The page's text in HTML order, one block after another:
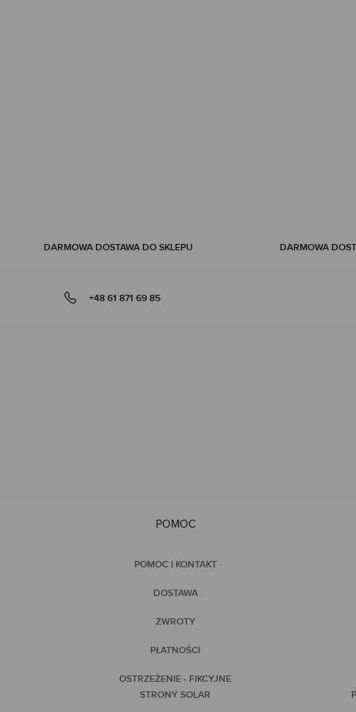
DARMOWA DOSTAWA DO SKLEPU DARMOWA
+48 61 871 69 85
POMOC
POMOC I KONTAKT
DOSTAWA
ZWROTY
PŁATNOŚCI
OSTRZEŻENIE - FIKCYJNE
STRONY SOLAR